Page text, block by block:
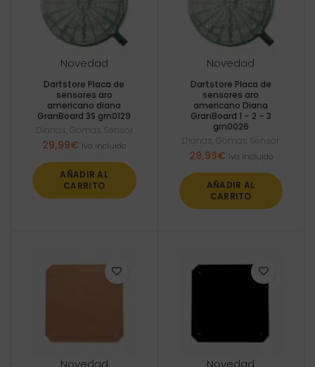
Novedad
Dartstore Placa de
sensores aro
americano diana
GranBoard 3S grn0129
Dianas Gomas Sensor
29,99€ Iva incluido
AÑADIR AL
CARRITO
Novedad
Dartstore Placa de
sensores aro
americano Diana
GranBoard 1 – 2 – 3
grn0026
Dianas ,Gomas Sensor
29,99€ Iva incluido
AÑADIR AL
CARRITO
Novedad Novedad